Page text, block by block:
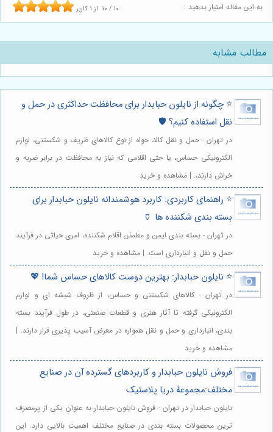
به این مقاله امتیاز بدهید : 10 / 10 از 1 کاربر
مطالب مشابه
⭐️ چگونه از نایلون حبابدار برای محافظت حداکثری در حمل و
نقل استفاده کنیم؟ 🛡️
در تهران - حمل و نقل کالا، خواه از نوع کالاهای ظریف و شکستنی، لوازم
الکترونیکی حساس، یا حتی اقلامی که نیاز به محافظت در برابر ضربه و
خراش دارند،. | مشاهده و خرید
⭐️ راهنمای کاربردی: کاربرد هوشمندانه نایلون حبابدار برای
بسته بندی شکننده ها 🏺
در تهران - بسته بندی ایمن و مطمئن اقلام شکننده، امری حیاتی در فرآیند
حمل و نقل و انبارداری است. | مشاهده و خرید
⭐️ نایلون حبابدار: بهترین دوست کالاهای حساس شما! 💖
در تهران - کالاهای شکستنی و حساس، از ظروف شیشه ای و لوازم
الکترونیکی گرفته تا آثار هنری و قطعات صنعتی، در طول فرآیند بسته
بندی، انبارداری و حمل و نقل همواره در معرض آسیب پذیری قرار دارند. |
مشاهده و خرید
فروش نایلون حبابدار و کاربردهای گسترده آن در صنایع
مختلف:مجموعهٔ دریا پلاستیک
نایلون حبابدار در تهران - فروش نایلون حبابدار به عنوان یکی از پرمصرف
ترین محصولات بسته بندی در صنایع مختلف اهمیت بالایی دارد. این